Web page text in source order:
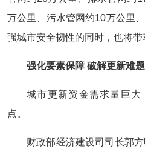
万公里、污水管网约10万公里
强城市安全韧性的同时，也将带
强化要素保障 破解更新难题
城市更新资金需求量巨大
点。
财政部经济建设司司长郭